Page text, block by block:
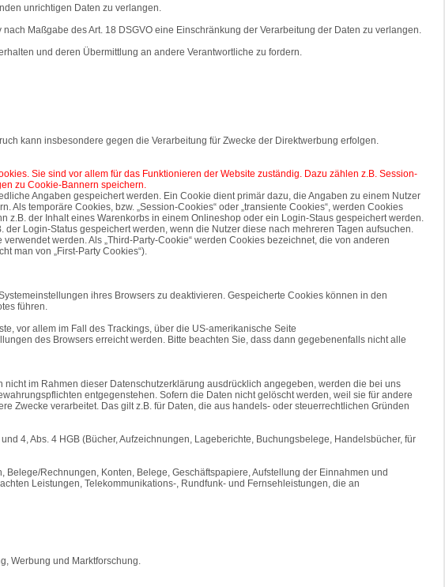
unrichtigen Daten zu verlangen.
Maßgabe des Art. 18 DSGVO eine Einschränkung der Verarbeitung der Daten zu verlangen.
und deren Übermittlung an andere Verantwortliche zu fordern.
kann insbesondere gegen die Verarbeitung für Zwecke der Direktwerbung erfolgen.
Sie sind vor allem für das Funktionieren der Website zuständig. Dazu zählen z.B. Session-
zu Cookie-Bannern speichern.
Angaben gespeichert werden. Ein Cookie dient primär dazu, die Angaben zu einem Nutzer
temporäre Cookies, bzw. „Session-Cookies“ oder „transiente Cookies“, werden Cookies
der Inhalt eines Warenkorbs in einem Onlineshop oder ein Login-Staus gespeichert werden.
Login-Status gespeichert werden, wenn die Nutzer diese nach mehreren Tagen aufsuchen.
werden. Als „Third-Party-Cookie“ werden Cookies bezeichnet, die von anderen
man von „First-Party Cookies“).
ihres Browsers zu deaktivieren. Gespeicherte Cookies können in den
führen.
vor allem im Fall des Trackings, über die US-amerikanische Seite
des Browsers erreicht werden. Bitte beachten Sie, dass dann gegebenenfalls nicht alle
im Rahmen dieser Datenschutzerklärung ausdrücklich angegeben, werden die bei uns
entgegenstehen. Sofern die Daten nicht gelöscht werden, weil sie für andere
Zwecke verarbeitet. Das gilt z.B. für Daten, die aus handels- oder steuerrechtlichen Gründen
4, Abs. 4 HGB (Bücher, Aufzeichnungen, Lageberichte, Buchungsbelege, Handelsbücher, für
Rechnungen, Konten, Belege, Geschäftspapiere, Aufstellung der Einnahmen und
Leistungen, Telekommunikations-, Rundfunk- und Fernsehleistungen, die an
Werbung und Marktforschung.